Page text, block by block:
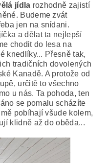
jídla rozhodně zajistí
Budeme zvát
jen na snídani.
a dělat ta nejlepší
chodit do lesa na
knedlíky... Přesně tak,
tradičních dovolených
Kanadě. A protože od
určitě to všechno
u nás. Ta pohoda, ten
se pomalu scházíte
pobíhají všude kolem,
klidně až do oběda...